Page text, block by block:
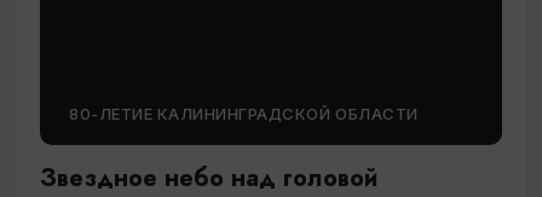
80-ЛЕТИЕ КАЛИНИНГРАДСКОЙ ОБЛАСТИ
Звездное небо над головой